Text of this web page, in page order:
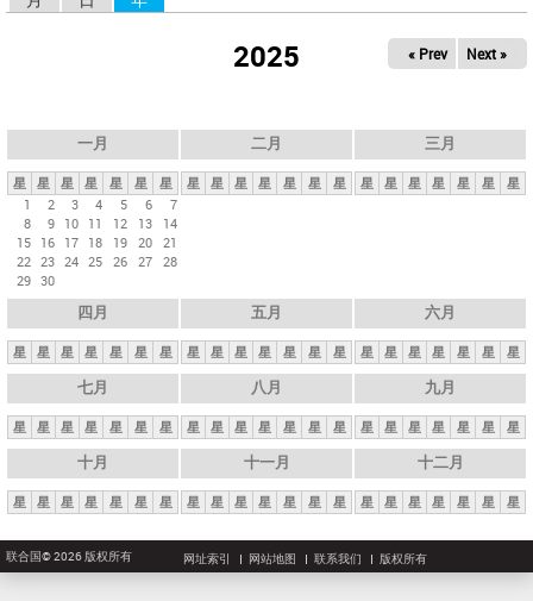
2025 « Prev Next »
一月
星 星 星 星 星 星
星
1
2 3 4 5 6
7
8
9 10 11 12 13
14
15 16 17 18 19 20 21
22 23 24 25 26 27 28
29 30
二月
星 星 星 星 星 星 星
三月
星 星 星 星 星 星 星
四月
星 星 星 星 星 星 星
五月
星 星 星 星 星 星 星
六月
星 星 星 星 星 星 星
七月
星 星 星 星 星 星 星
八月
星 星 星 星 星 星 星
九月
星 星 星 星 星 星 星
十月
星 星 星 星 星 星 星
十一月
星 星 星 星 星 星 星
十二月
星 星 星 星 星 星 星
联合国© 2026 版权所有 网址索引 网站地图 联系我们 版权所有